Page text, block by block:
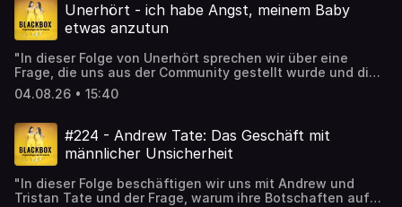
Unerhört - ich habe Angst, meinem Baby
etwas anzutun
"In dieser Folge von Unerhört sprechen wir über eine
Frage, die uns aus der Community gestellt wurde und die
bei Betroffenen ganz viel Scham auslöst. Dabei erleben
viele frischgebackene Eltern plötzlich erschreckende
verurteilt zu werden oder als schlechte Mutter bzw.
schlechter Vater zu gelten. Doch was steckt wirklich
hinter diesen Gedanken? Sind sie normal? Woher kommen
Hier geht’s zu unserer Unnormal / Unerhört Playlist:
https://open.spotify.com/playlist/12gJWVRX2CrtBpRiuaplI6?
04.08.26 • 15:40
#224 - Andrew Tate: Das Geschäft mit
männlicher Unsicherheit
"In dieser Folge beschäftigen wir uns mit Andrew und
Tristan Tate und der Frage, warum ihre Botschaften auf